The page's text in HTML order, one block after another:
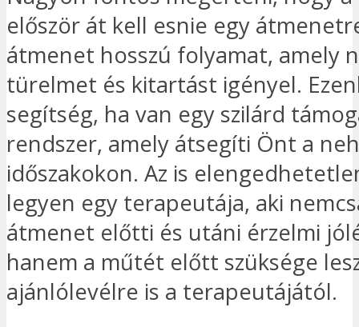
először át kell esnie egy
átmenet hosszú folyamat, amely
türelmet és kitartást igényel.
segítség, ha van egy szilárd
rendszer, amely átsegíti Önt a
időszakokon. Az is
legyen egy terapeutája, aki
átmenet előtti és utáni érzelmi
hanem a műtét előtt szüksége
ajánlólevélre is a terapeutájától.